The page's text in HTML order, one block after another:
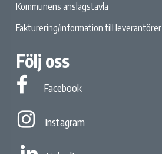
Kommunens anslagstavla
Fakturering/information till leverantörer
Följ oss
Facebook
Facebook
Instagram
Instagram